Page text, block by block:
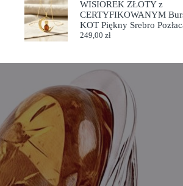
WISIOREK ZŁOTY z
CERTYFIKOWANYM
KOT Piękny Srebro
249,00 zł